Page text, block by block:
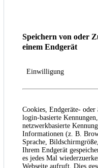
Speichern von oder
einem Endgerät
Einwilligung
Cookies, Endgeräte-
login-basierte
netzwerkbasierte
Informationen (z. B.
Sprache,
Ihrem Endgerät
es jedes Mal
Webseite aufruft. Dies